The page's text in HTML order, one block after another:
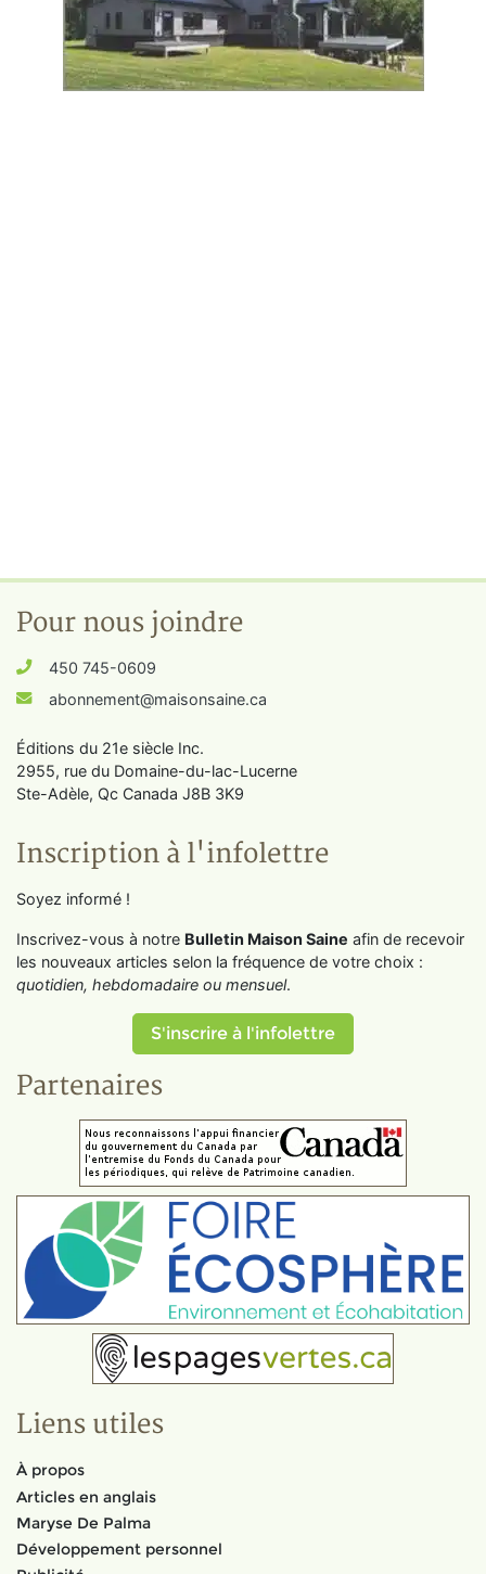
Pour nous joindre
450 745-0609
abonnement@maisonsaine.ca
Éditions du 21e siècle Inc.
2955, rue du Domaine-du-lac-Lucerne
Ste-Adèle, Qc Canada J8B 3K9
Inscription à l'infolettre
Soyez informé !
Inscrivez-vous à notre Bulletin Maison Saine afin de recevoir
les nouveaux articles selon la fréquence de votre choix :
quotidien, hebdomadaire ou mensuel.
S'inscrire à l'infolettre
Partenaires
Liens utiles
À propos
Articles en anglais
Maryse De Palma
Développement personnel